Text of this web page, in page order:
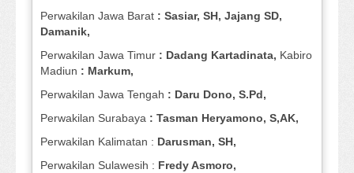
Perwakilan Jawa Barat : Sasiar, SH, Jajang SD,
Damanik,
Perwakilan Jawa Timur : Dadang Kartadinata, Kabiro
Madiun : Markum,
Perwakilan Jawa Tengah : Daru Dono, S.Pd,
Perwakilan Surabaya : Tasman Heryamono, S,AK,
Perwakilan Kalimatan : Darusman, SH,
Perwakilan Sulawesih : Fredy Asmoro,